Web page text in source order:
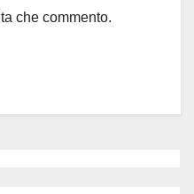
che commento.